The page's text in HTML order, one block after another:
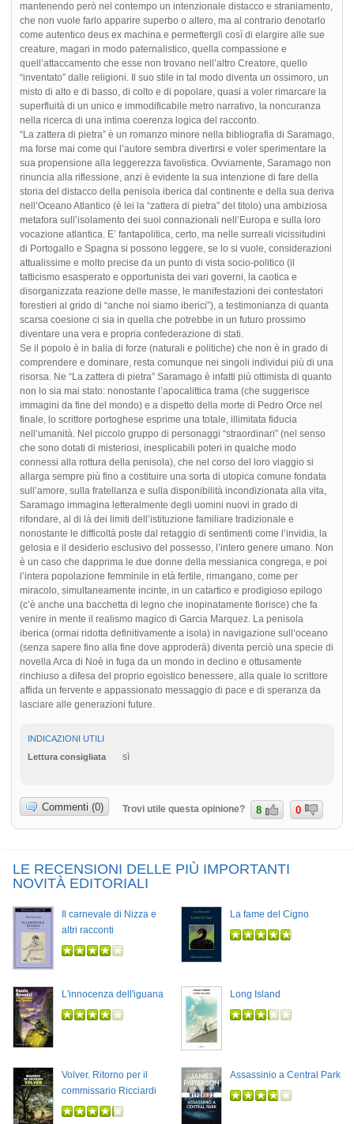
mantenendo però nel contempo un intenzionale distacco e straniamento,
che non vuole farlo apparire superbo o altero, ma al contrario denotarlo
come autentico deus ex machina e permettergli così di elargire alle sue
creature, magari in modo paternalistico, quella compassione e
quell’attaccamento che esse non trovano nell’altro Creatore, quello
“inventato” dalle religioni. Il suo stile in tal modo diventa un ossimoro, un
misto di alto e di basso, di colto e di popolare, quasi a voler rimarcare la
superfluità di un unico e immodificabile metro narrativo, la noncuranza
nella ricerca di una intima coerenza logica del racconto.
“La zattera di pietra” è un romanzo minore nella bibliografia di Saramago,
ma forse mai come qui l’autore sembra divertirsi e voler sperimentare la
sua propensione alla leggerezza favolistica. Ovviamente, Saramago non
rinuncia alla riflessione, anzi è evidente la sua intenzione di fare della
storia del distacco della penisola iberica dal continente e della sua deriva
nell’Oceano Atlantico (è lei la “zattera di pietra” del titolo) una ambiziosa
metafora sull’isolamento dei suoi connazionali nell’Europa e sulla loro
vocazione atlantica. E’ fantapolitica, certo, ma nelle surreali vicissitudini
di Portogallo e Spagna si possono leggere, se lo si vuole, considerazioni
attualissime e molto precise da un punto di vista socio-politico (il
tatticismo esasperato e opportunista dei vari governi, la caotica e
disorganizzata reazione delle masse, le manifestazioni dei contestatori
forestieri al grido di “anche noi siamo iberici”), a testimonianza di quanta
scarsa coesione ci sia in quella che potrebbe in un futuro prossimo
diventare una vera e propria confederazione di stati.
Se il popolo è in balia di forze (naturali e politiche) che non è in grado di
comprendere e dominare, resta comunque nei singoli individui più di una
risorsa. Ne “La zattera di pietra” Saramago è infatti più ottimista di quanto
non lo sia mai stato: nonostante l’apocalittica trama (che suggerisce
immagini da fine del mondo) e a dispetto della morte di Pedro Orce nel
finale, lo scrittore portoghese esprime una totale, illimitata fiducia
nell’umanità. Nel piccolo gruppo di personaggi “straordinari” (nel senso
che sono dotati di misteriosi, inesplicabili poteri in qualche modo
connessi alla rottura della penisola), che nel corso del loro viaggio si
allarga sempre più fino a costituire una sorta di utopica comune fondata
sull’amore, sulla fratellanza e sulla disponibilità incondizionata alla vita,
Saramago immagina letteralmente degli uomini nuovi in grado di
rifondare, al di là dei limiti dell’istituzione familiare tradizionale e
nonostante le difficoltà poste dal retaggio di sentimenti come l’invidia, la
gelosia e il desiderio esclusivo del possesso, l’intero genere umano. Non
è un caso che dapprima le due donne della messianica congrega, e poi
l’intera popolazione femminile in età fertile, rimangano, come per
miracolo, simultaneamente incinte, in un catartico e prodigioso epilogo
(c’è anche una bacchetta di legno che inopinatamente fiorisce) che fa
venire in mente il realismo magico di Garcia Marquez. La penisola
iberica (ormai ridotta definitivamente a isola) in navigazione sull’oceano
(senza sapere fino alla fine dove approderà) diventa perciò una specie di
novella Arca di Noè in fuga da un mondo in declino e ottusamente
rinchiuso a difesa del proprio egoistico benessere, alla quale lo scrittore
affida un fervente e appassionato messaggio di pace e di speranza da
lasciare alle generazioni future.
INDICAZIONI UTILI
Lettura consigliata
sì
Commenti (0) Trovi utile questa opinione? 8 0
LE RECENSIONI DELLE PIÙ IMPORTANTI
NOVITÀ EDITORIALI
Il carnevale di Nizza e
altri racconti
La fame del Cigno
L'innocenza dell'iguana Long Island
Volver. Ritorno per il
commissario Ricciardi
Assassinio a Central Park